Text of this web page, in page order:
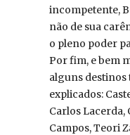
incompetente,
não de sua
o pleno poder
Por fim, e bem
alguns destinos
explicados:
Carlos Lacerda,
Campos, Teori